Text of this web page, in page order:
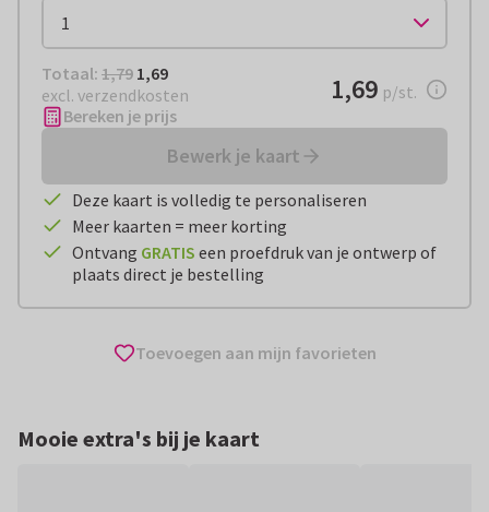
Totaal: € 1,69
Totaal: 1,79 1,69
excl. verzendkosten
€ 1,69per stuk
1,69 p/st.
Bereken je prijs
Bewerk je kaart
Deze kaart is volledig te personaliseren
Meer kaarten = meer korting
Ontvang GRATIS een proefdruk van je ontwerp of
plaats direct je bestelling
Toevoegen aan mijn favorieten
Mooie extra's bij je kaart